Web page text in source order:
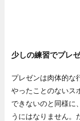
少しの練習でプレ
プレゼンは肉体的な
やったことのないス
できないのと同様に
うにはなりません。